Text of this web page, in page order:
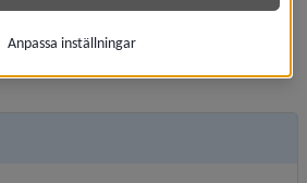
Ön här.
Anpassa inställningar